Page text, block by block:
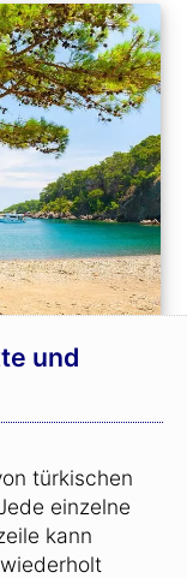
und
türkischen
einzelne
kann